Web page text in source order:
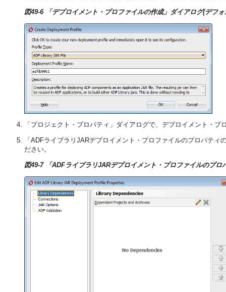
図49-6 「デプロイメント・プロファイルの作成」ダイアログ(デフ
「プロジェクト・プロパティ」ダイアログで、デプロイメント・プ
「ADFライブラリJARデプロイメント・プロファイルのプロパティ
ださい。
図49-7 「ADFライブラリJARデプロイメント・プロファイルのプロ